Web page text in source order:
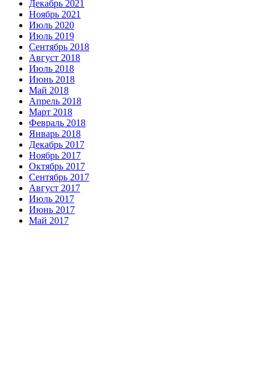
Декабрь 2021
Ноябрь 2021
Июль 2020
Июль 2019
Сентябрь 2018
Август 2018
Июль 2018
Июнь 2018
Май 2018
Апрель 2018
Март 2018
Февраль 2018
Январь 2018
Декабрь 2017
Ноябрь 2017
Октябрь 2017
Сентябрь 2017
Август 2017
Июль 2017
Июнь 2017
Май 2017